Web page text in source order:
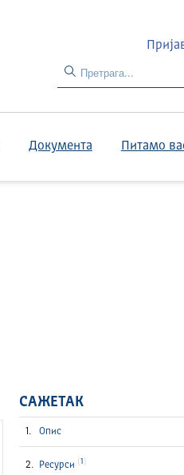
Документа Питамо
САЖЕТАК
Опис
Ресурси 1